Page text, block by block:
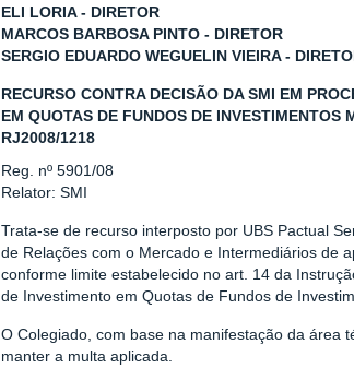
ELI LORIA - DIRETOR
MARCOS BARBOSA PINTO - DIRETOR
SERGIO EDUARDO WEGUELIN VIEIRA -
RECURSO CONTRA DECISÃO DA SMI EM
EM QUOTAS DE FUNDOS DE
RJ2008/1218
Reg. nº 5901/08
Relator: SMI
Trata-se de recurso interposto por UBS Pactual
de Relações com o Mercado e Intermediários de
conforme limite estabelecido no art. 14 da
de Investimento em Quotas de Fundos de
O Colegiado, com base na manifestação da área
manter a multa aplicada.